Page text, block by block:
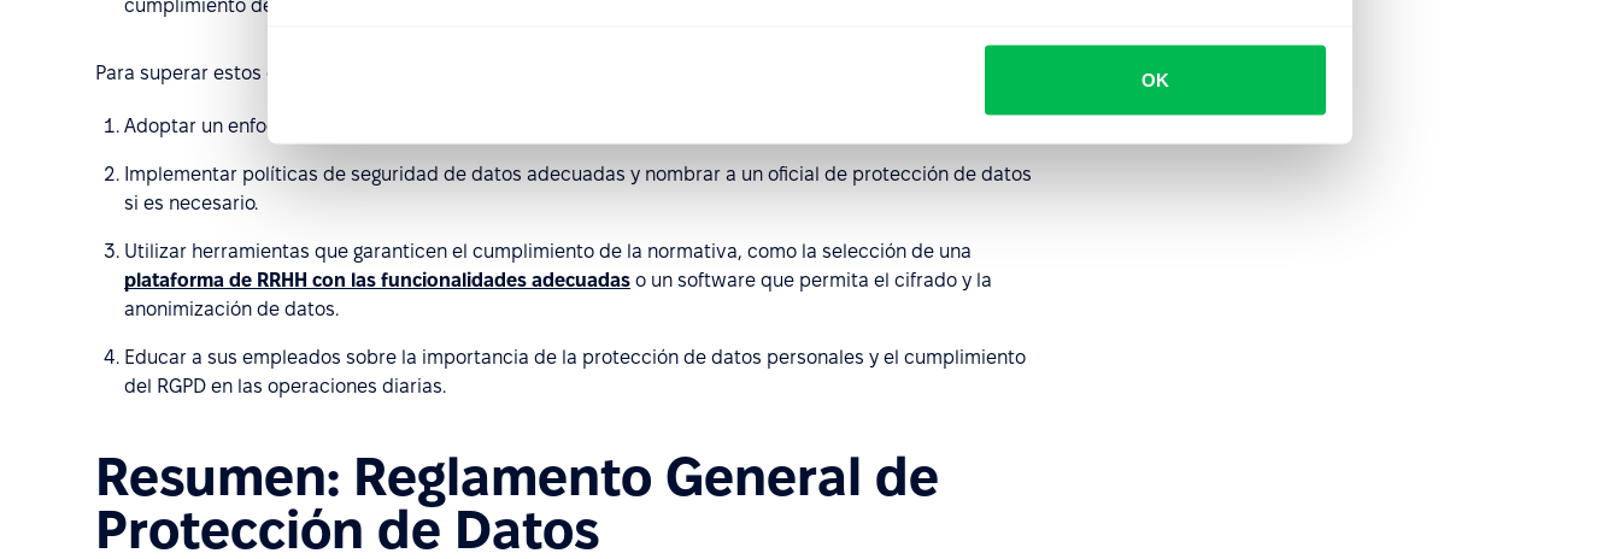
OK
cumplimiento del RGPD.
Para superar estos desafíos, las organizaciones deben:
Adoptar un enfoque integral y reorganizar sus procesos de acuerdo con las regulaciones.
Implementar políticas de seguridad de datos adecuadas y nombrar a un oficial de protección de datos
si es necesario.
Utilizar herramientas que garanticen el cumplimiento de la normativa, como la selección de una
plataforma de RRHH con las funcionalidades adecuadas o un software que permita el cifrado y la
anonimización de datos.
Educar a sus empleados sobre la importancia de la protección de datos personales y el cumplimiento
del RGPD en las operaciones diarias.
Resumen: Reglamento General de
Protección de Datos